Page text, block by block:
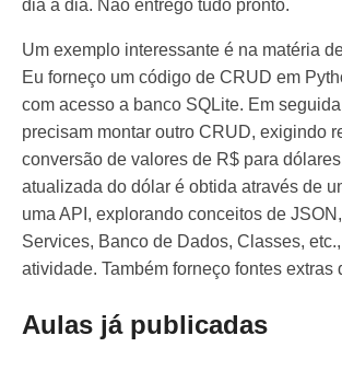
dia a dia. Não entrego tudo pronto.
Um exemplo interessante é na matéria
Eu forneço um código de CRUD em
com acesso a banco SQLite. Em
precisam montar outro CRUD, exigindo
conversão de valores de R$ para
atualizada do dólar é obtida através de
uma API, explorando conceitos de
Services, Banco de Dados, Classes,
atividade. Também forneço fontes extras
Aulas já publicadas